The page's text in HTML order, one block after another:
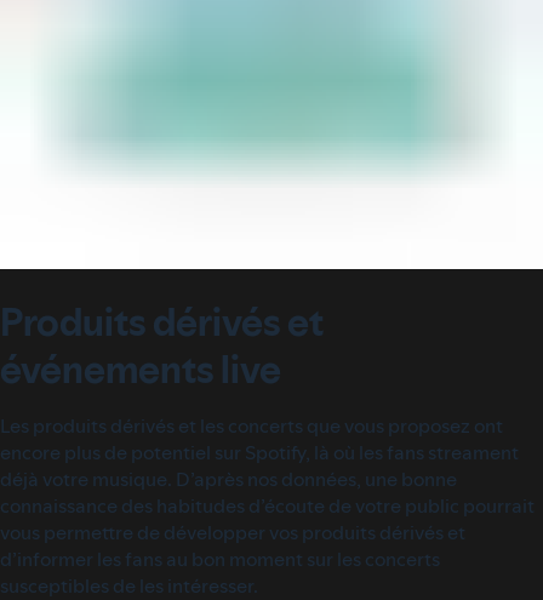
Produits dérivés et
événements live
Les produits dérivés et les concerts que vous proposez ont
encore plus de potentiel sur Spotify, là où les fans streament
déjà votre musique. D’après nos données, une bonne
connaissance des habitudes d’écoute de votre public pourrait
vous permettre de développer vos produits dérivés et
d’informer les fans au bon moment sur les concerts
susceptibles de les intéresser.